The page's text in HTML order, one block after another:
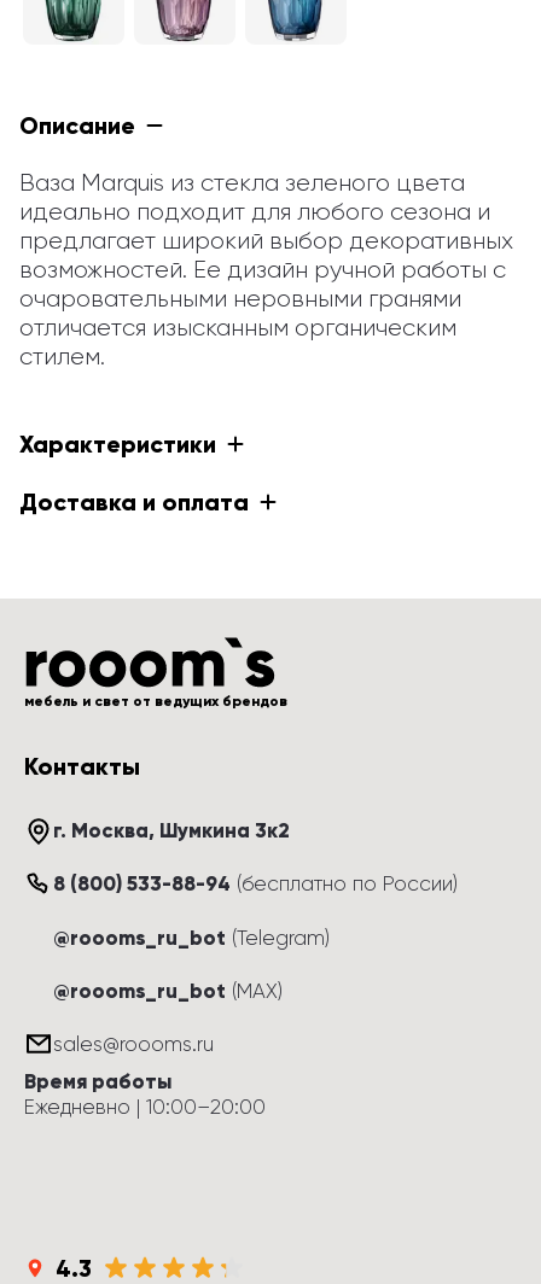
Описание
Ваза Marquis из стекла зеленого цвета
идеально подходит для любого сезона и
предлагает широкий выбор декоративных
возможностей. Ее дизайн ручной работы с
очаровательными неровными гранями
отличается изысканным органическим
стилем.
Характеристики
Доставка и оплата
мебель и свет от ведущих брендов
Контакты
г. Москва, Шумкина 3к2
8 (800) 533-88-94 (бесплатно по России)
@roooms_ru_bot (Telegram)
@roooms_ru_bot (MAX)
sales@roooms.ru
Время работы
Ежедневно | 10:00–20:00
4.3